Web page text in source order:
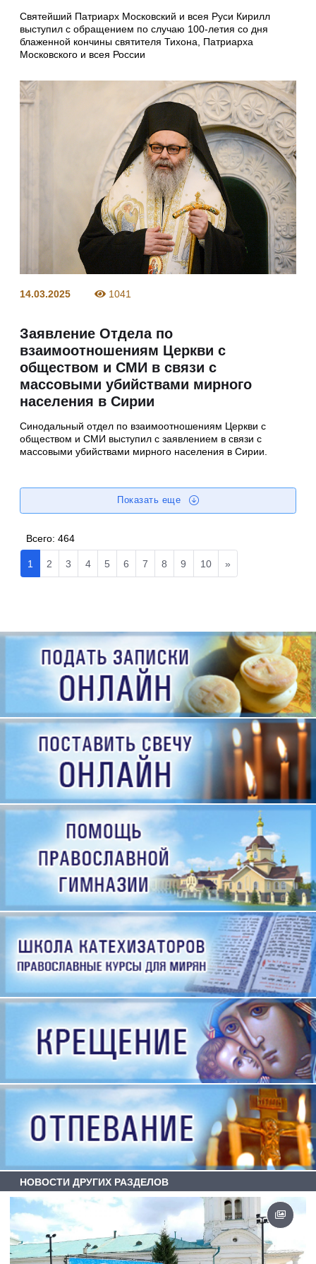
Святейший Патриарх Московский и всея Руси Кирилл
выступил с обращением по случаю 100-летия со дня
блаженной кончины святителя Тихона, Патриарха
Московского и всея России
14.03.2025 1041
Заявление Отдела по
взаимоотношениям Церкви с
обществом и СМИ в связи с
массовыми убийствами мирного
населения в Сирии
Синодальный отдел по взаимоотношениям Церкви с
обществом и СМИ выступил с заявлением в связи с
массовыми убийствами мирного населения в Сирии.
Показать еще
Всего:464
1 2 3 4 5 6 7 8 9 10 »
НОВОСТИ ДРУГИХ РАЗДЕЛОВ